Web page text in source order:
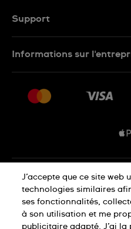
Support
Conditions De Vente
Informations sur
Nous rejoindre
Déclaration
Déclaration
J’accepte que ce site web
technologies similaires
ses fonctionnalités,
à son utilisation et me
publicitaire adapté. J’ai